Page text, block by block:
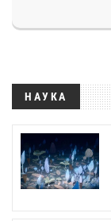
НАУКА